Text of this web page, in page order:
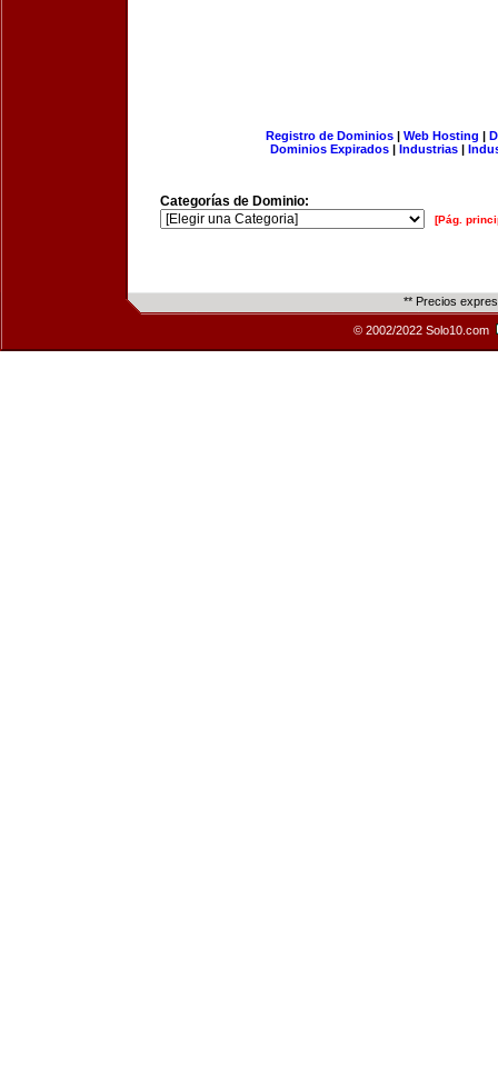
Registro de Dominios| Web Hosting |
Dominios Expirados | Industrias |
Categorías de Dominio:
[Pág.
** Precios
© 2002/2022 Solo10.com